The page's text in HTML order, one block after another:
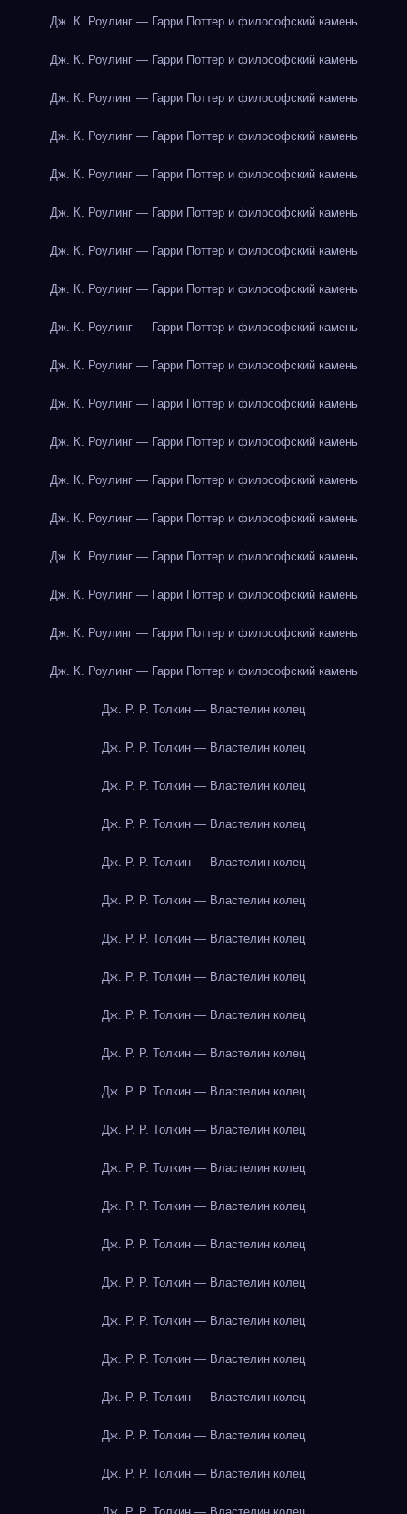
Дж. К. Роулинг — Гарри Поттер и философский камень
Дж. К. Роулинг — Гарри Поттер и философский камень
Дж. К. Роулинг — Гарри Поттер и философский камень
Дж. К. Роулинг — Гарри Поттер и философский камень
Дж. К. Роулинг — Гарри Поттер и философский камень
Дж. К. Роулинг — Гарри Поттер и философский камень
Дж. К. Роулинг — Гарри Поттер и философский камень
Дж. К. Роулинг — Гарри Поттер и философский камень
Дж. К. Роулинг — Гарри Поттер и философский камень
Дж. К. Роулинг — Гарри Поттер и философский камень
Дж. К. Роулинг — Гарри Поттер и философский камень
Дж. К. Роулинг — Гарри Поттер и философский камень
Дж. К. Роулинг — Гарри Поттер и философский камень
Дж. К. Роулинг — Гарри Поттер и философский камень
Дж. К. Роулинг — Гарри Поттер и философский камень
Дж. К. Роулинг — Гарри Поттер и философский камень
Дж. К. Роулинг — Гарри Поттер и философский камень
Дж. К. Роулинг — Гарри Поттер и философский камень
Дж. Р. Р. Толкин — Властелин колец
Дж. Р. Р. Толкин — Властелин колец
Дж. Р. Р. Толкин — Властелин колец
Дж. Р. Р. Толкин — Властелин колец
Дж. Р. Р. Толкин — Властелин колец
Дж. Р. Р. Толкин — Властелин колец
Дж. Р. Р. Толкин — Властелин колец
Дж. Р. Р. Толкин — Властелин колец
Дж. Р. Р. Толкин — Властелин колец
Дж. Р. Р. Толкин — Властелин колец
Дж. Р. Р. Толкин — Властелин колец
Дж. Р. Р. Толкин — Властелин колец
Дж. Р. Р. Толкин — Властелин колец
Дж. Р. Р. Толкин — Властелин колец
Дж. Р. Р. Толкин — Властелин колец
Дж. Р. Р. Толкин — Властелин колец
Дж. Р. Р. Толкин — Властелин колец
Дж. Р. Р. Толкин — Властелин колец
Дж. Р. Р. Толкин — Властелин колец
Дж. Р. Р. Толкин — Властелин колец
Дж. Р. Р. Толкин — Властелин колец